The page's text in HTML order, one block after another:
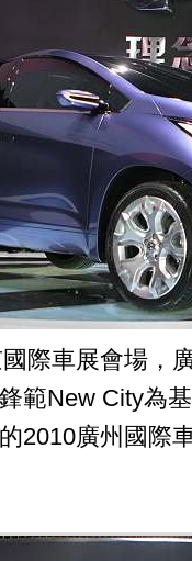
際車展會場，
範New City為
2010廣州國際